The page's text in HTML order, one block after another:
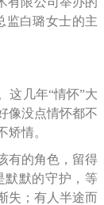
监白璐女士的主
这几年“情怀”大
像没点情怀都不
矫情。
有的角色，留得
默默的守护，等
失；有人半途而